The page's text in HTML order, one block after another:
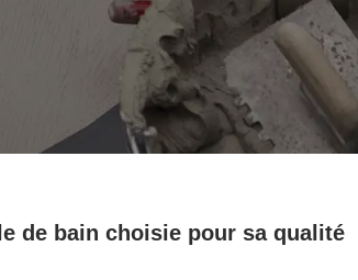
de bain choisie pour sa qualité